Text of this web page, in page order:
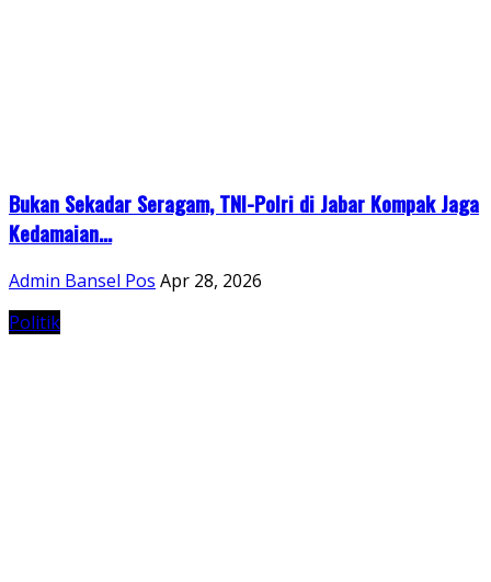
Bukan Sekadar Seragam, TNI-Polri di Jabar Kompak Jaga
Kedamaian...
Admin Bansel Pos Apr 28, 2026
Politik